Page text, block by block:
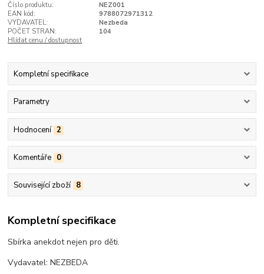
Číslo produktu:
NEZ001
EAN kód:
9788072971312
VYDAVATEL:
Nezbeda
POČET STRAN:
104
Hlídat cenu / dostupnost
Kompletní specifikace
Parametry
Hodnocení 2
Komentáře 0
Související zboží 8
Kompletní specifikace
Sbírka anekdot nejen pro děti.
Vydavatel: NEZBEDA